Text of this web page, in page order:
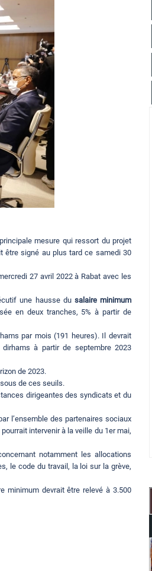
mesure qui ressort du projet
être signé au plus tard ce samedi 30
27 avril 2022 à Rabat avec les
une hausse du salaire minimum
en deux tranches, 5% à partir de
par mois (191 heures). Il devrait
à partir de septembre 2023
de 2023.
de ces seuils.
dirigeantes des syndicats et du
l’ensemble des partenaires sociaux
intervenir à la veille du 1er mai,
notamment les allocations
le code du travail, la loi sur la grève,
minimum devrait être relevé à 3.500